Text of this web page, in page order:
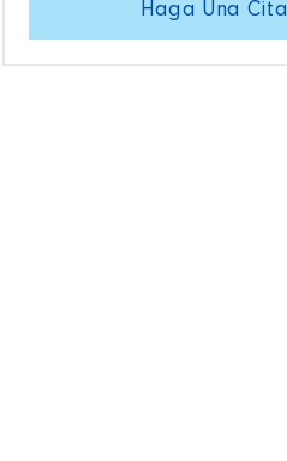
Haga Una Cita